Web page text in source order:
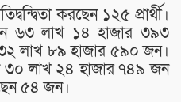
করছেন ১২৫ প্রার্থী।
৬৩ লাখ ১৪ হাজার ৩৯৩
লাখ ৮৯ হাজার ৫৯০ জন।
৩০ লাখ ২৪ হাজার ৭৪৯ জন
৫৪ জন।